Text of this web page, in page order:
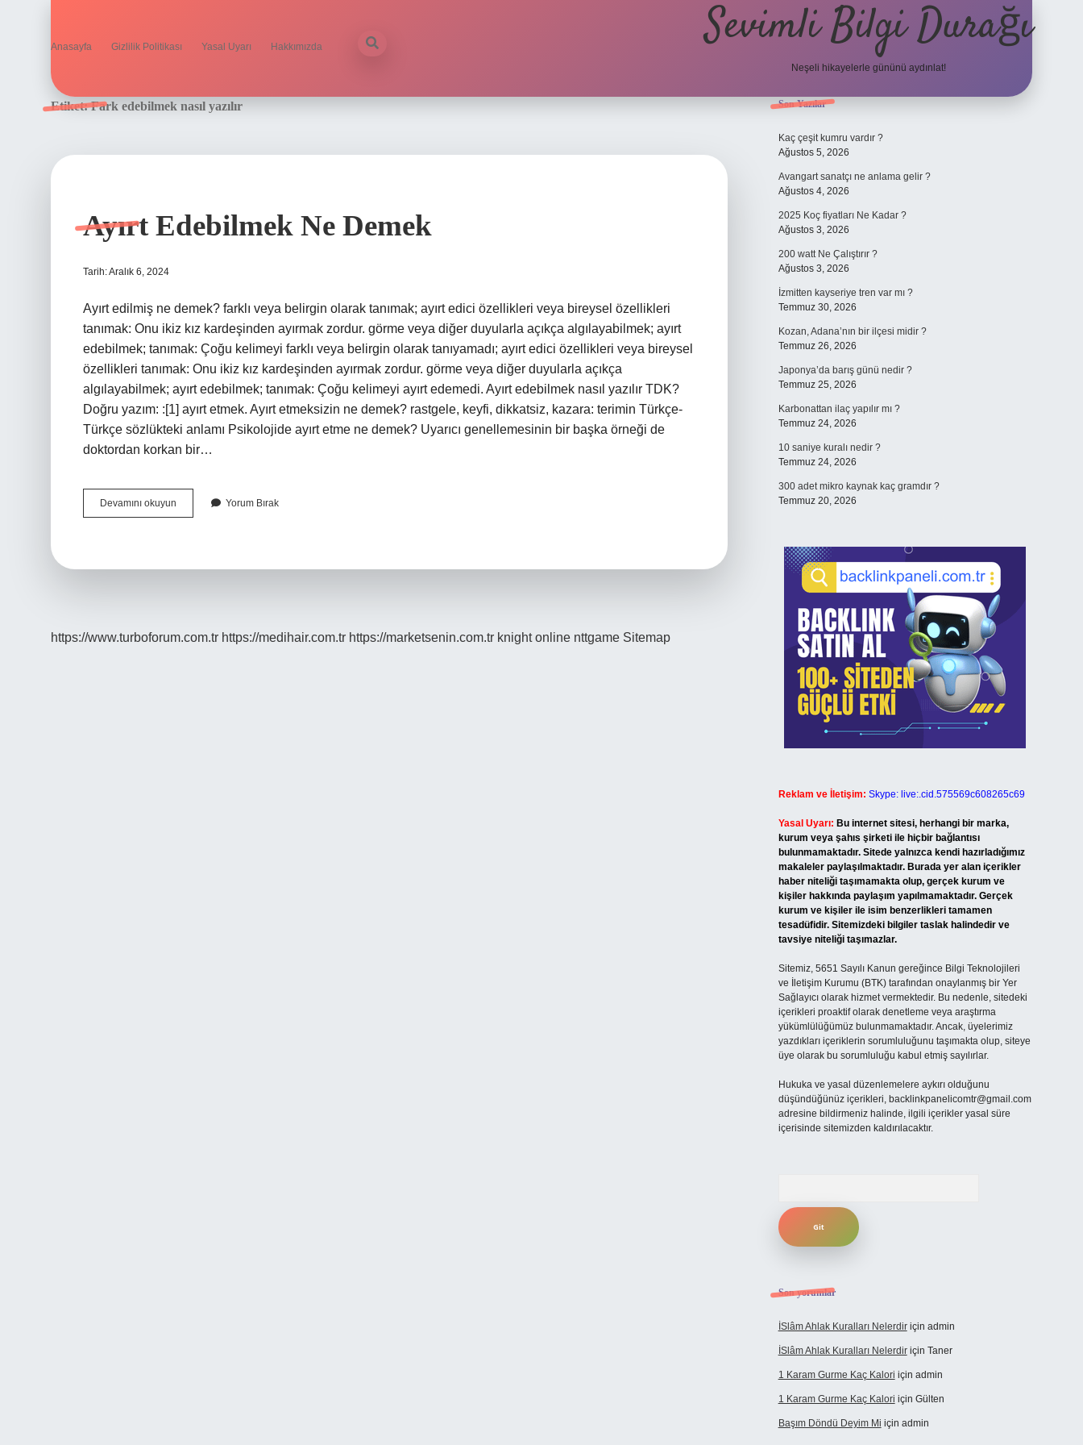
Anasayfa Gizlilik Politikası Yasal Uyarı Hakkımızda Sevimli Bilgi Durağı
Neşeli hikayelerle gününü aydınlat!
Etiket:Fark edebilmek nasıl yazılır
Ayırt Edebilmek Ne Demek
Tarih: Aralık 6, 2024
Ayırt edilmiş ne demek? farklı veya belirgin olarak tanımak; ayırt edici özellikleri veya bireysel özellikleri
tanımak: Onu ikiz kız kardeşinden ayırmak zordur. görme veya diğer duyularla açıkça algılayabilmek; ayırt
edebilmek; tanımak: Çoğu kelimeyi farklı veya belirgin olarak tanıyamadı; ayırt edici özellikleri veya bireysel
özellikleri tanımak: Onu ikiz kız kardeşinden ayırmak zordur. görme veya diğer duyularla açıkça
algılayabilmek; ayırt edebilmek; tanımak: Çoğu kelimeyi ayırt edemedi. Ayırt edebilmek nasıl yazılır TDK?
Doğru yazım: :[1] ayırt etmek. Ayırt etmeksizin ne demek? rastgele, keyfi, dikkatsiz, kazara: terimin Türkçe-
Türkçe sözlükteki anlamı Psikolojide ayırt etme ne demek? Uyarıcı genellemesinin bir başka örneği de
doktordan korkan bir…
Devamını okuyun
Edebilmek
Yorum Bırak
https://www.turboforum.com.tr https://medihair.com.tr https://marketsenin.com.tr knight online nttgame Sitemap
Sidebar
Son Yazılar
Kaç çeşit kumru vardır ?
Ağustos 5, 2026
Avangart sanatçı ne anlama gelir ?
Ağustos 4, 2026
2025 Koç fiyatları Ne Kadar ?
Ağustos 3, 2026
200 watt Ne Çalıştırır ?
Ağustos 3, 2026
İzmitten kayseriye tren var mı ?
Temmuz 30, 2026
Kozan, Adana’nın bir ilçesi midir ?
Temmuz 26, 2026
Japonya’da barış günü nedir ?
Temmuz 25, 2026
Karbonattan ilaç yapılır mı ?
Temmuz 24, 2026
10 saniye kuralı nedir ?
Temmuz 24, 2026
300 adet mikro kaynak kaç gramdır ?
Temmuz 20, 2026
Reklam ve İletişim: Skype: live:.cid.575569c608265c69
Yasal Uyarı: Bu internet sitesi, herhangi bir marka,
kurum veya şahıs şirketi ile hiçbir bağlantısı
bulunmamaktadır. Sitede yalnızca kendi hazırladığımız
makaleler paylaşılmaktadır. Burada yer alan içerikler
haber niteliği taşımamakta olup, gerçek kurum ve
kişiler hakkında paylaşım yapılmamaktadır. Gerçek
kurum ve kişiler ile isim benzerlikleri tamamen
tesadüfidir. Sitemizdeki bilgiler taslak halindedir ve
tavsiye niteliği taşımazlar.
Sitemiz, 5651 Sayılı Kanun gereğince Bilgi Teknolojileri
ve İletişim Kurumu (BTK) tarafından onaylanmış bir Yer
Sağlayıcı olarak hizmet vermektedir. Bu nedenle, sitedeki
içerikleri proaktif olarak denetleme veya araştırma
yükümlülüğümüz bulunmamaktadır. Ancak, üyelerimiz
yazdıkları içeriklerin sorumluluğunu taşımakta olup, siteye
üye olarak bu sorumluluğu kabul etmiş sayılırlar.
Hukuka ve yasal düzenlemelere aykırı olduğunu
düşündüğünüz içerikleri, backlinkpanelicomtr@gmail.com
adresine bildirmeniz halinde, ilgili içerikler yasal süre
içerisinde sitemizden kaldırılacaktır.
Son yorumlar
İSlâm Ahlak Kuralları Nelerdiriçin admin
İSlâm Ahlak Kuralları Nelerdiriçin Taner
1 Karam Gurme Kaç Kalori için admin
1 Karam Gurme Kaç Kalori için Gülten
Başım Döndü Deyim Mi için admin